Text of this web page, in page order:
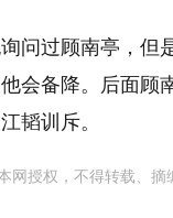
问过顾南亭，但
会备降。后面顾
韬训斥。
网授权，不得转载、摘